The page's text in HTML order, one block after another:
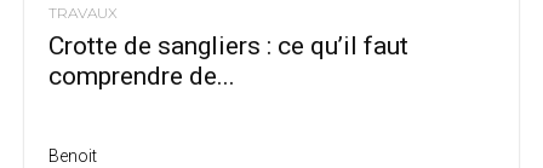
TRAVAUX
Crotte de sangliers : ce qu’il faut
comprendre de...
Benoit